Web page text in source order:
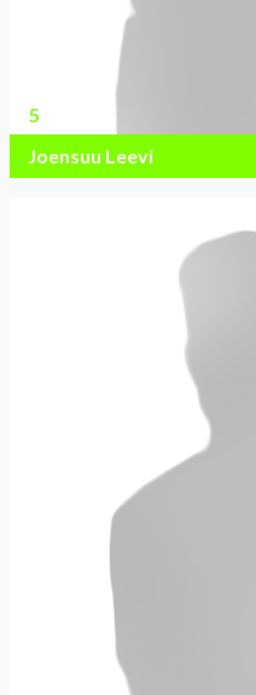
5
Joensuu Leevi